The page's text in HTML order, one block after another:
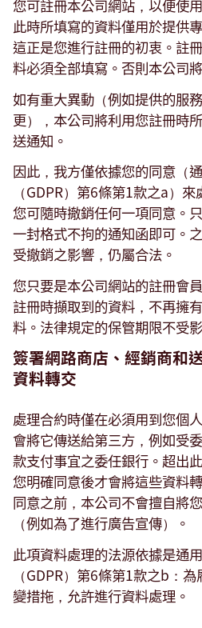
您可註冊本公司網站，以便使
此時所填寫的資料僅用於提供
這正是您進行註冊的初衷。註
料必須全部填寫。否則本公司
如有重大異動（例如提供的服
更），本公司將利用您註冊時
送通知。
因此，我方僅依據您的同意（
（GDPR）第6條第1款之a）
您可隨時撤銷任何一項同意。
一封格式不拘的通知函即可。
受撤銷之影響，仍屬合法。
您只要是本公司網站的註冊會
註冊時擷取到的資料，不再擁
料。法律規定的保管期限不受
簽署網路商店、經銷商和
資料轉交
處理合約時僅在必須用到您個
會將它傳送給第三方，例如受
款支付事宜之委任銀行。超出
您明確同意後才會將這些資料
同意之前，本公司不會擅自將
（例如為了進行廣告宣傳）。
此項資料處理的法源依據是通
（GDPR）第6條第1款之b：
變措拖，允許進行資料處理。
Social